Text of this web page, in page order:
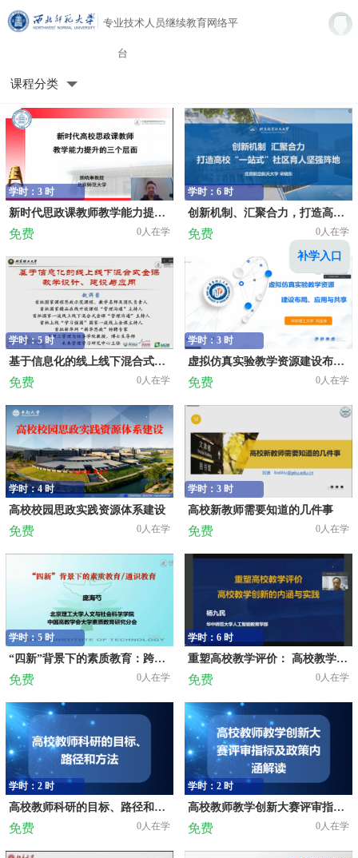
专业技术人员继续教育网络平
台
课程分类
学时：3 时
新时代思政课教师教学能力提升的三个层面
免费 0人在学
学时：6 时
创新机制、汇聚合力，打造高校“一站式”社区育人坚强阵地
免费 0人在学
学时：5 时
基于信息化的线上线下混合式金课的设计、建设和应用
免费 0人在学
学时：3 时
虚拟仿真实验教学资源建设布局、应用与共享
免费 0人在学
学时：4 时
高校校园思政实践资源体系建设
免费 0人在学
学时：3 时
高校新教师需要知道的几件事
免费 0人在学
学时：5 时
“四新”背景下的素质教育：跨界与融合
免费 0人在学
学时：6 时
重塑高校教学评价： 高校教学创新的内涵与实践
免费 0人在学
学时：2 时
高校教师科研的目标、路径和方法
免费 0人在学
学时：2 时
高校教师教学创新大赛评审指标及政策内涵解读
免费 0人在学
补学入口